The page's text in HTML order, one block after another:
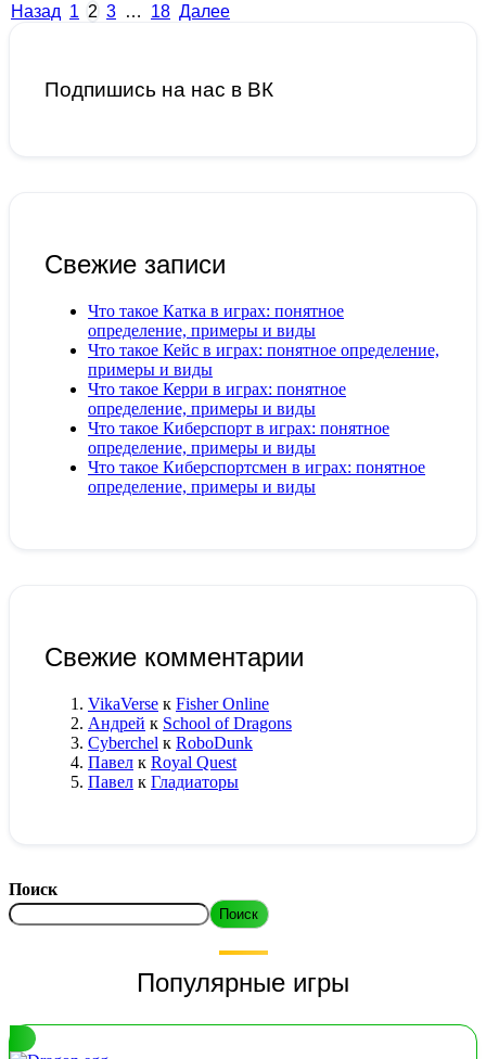
Назад 1 2 3 … 18 Далее
Подпишись на нас в ВК
Свежие записи
Что такое Катка в играх: понятное
определение, примеры и виды
Что такое Кейс в играх: понятное определение,
примеры и виды
Что такое Керри в играх: понятное
определение, примеры и виды
Что такое Киберспорт в играх: понятное
определение, примеры и виды
Что такое Киберспортсмен в играх: понятное
определение, примеры и виды
Свежие комментарии
VikaVerse к Fisher Online
Андрей к School of Dragons
Cyberchel к RoboDunk
Павел к Royal Quest
Павел к Гладиаторы
Поиск
Поиск
Популярные игры